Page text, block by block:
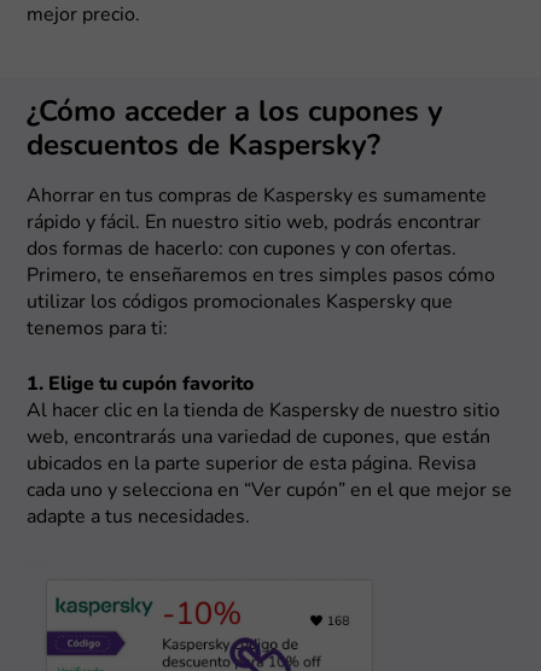
mejor precio.
¿Cómo acceder a los cupones y
descuentos de Kaspersky?
Ahorrar en tus compras de Kaspersky es sumamente
rápido y fácil. En nuestro sitio web, podrás encontrar
dos formas de hacerlo: con cupones y con ofertas.
Primero, te enseñaremos en tres simples pasos cómo
utilizar los códigos promocionales Kaspersky que
tenemos para ti:
1. Elige tu cupón favorito
Al hacer clic en la tienda de Kaspersky de nuestro sitio
web, encontrarás una variedad de cupones, que están
ubicados en la parte superior de esta página. Revisa
cada uno y selecciona en “Ver cupón” en el que mejor se
adapte a tus necesidades.